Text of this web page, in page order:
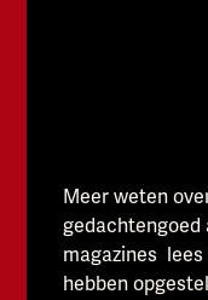
Meer weten
magazines
hebben